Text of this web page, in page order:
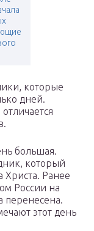
которые
дней.
большая.
который
Христа. Ранее
России на
перенесена.
этот день